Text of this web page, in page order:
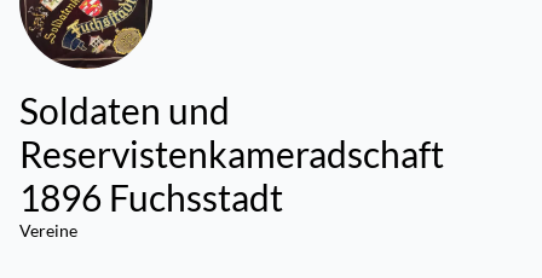
Soldaten und
Reservistenkameradschaft
1896 Fuchsstadt
Vereine